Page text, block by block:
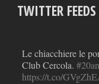
TWITTER FEEDS
Le chiacchiere le
Club Cercola.
https://t.co/